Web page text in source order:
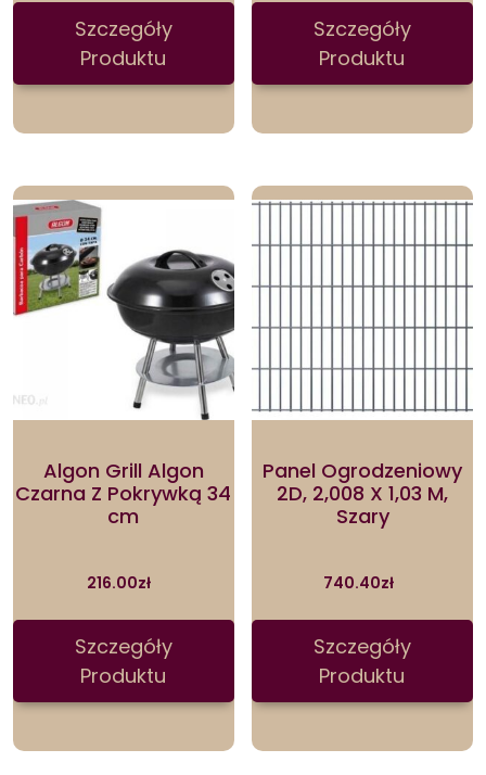
Szczegóły
Produktu
Szczegóły
Produktu
Algon Grill Algon
Czarna Z Pokrywką 34
cm
216.00zł
Szczegóły
Produktu
Panel Ogrodzeniowy
2D, 2,008 X 1,03 M,
Szary
740.40zł
Szczegóły
Produktu